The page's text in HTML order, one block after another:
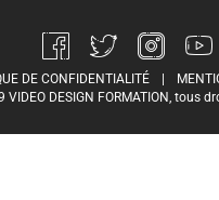
DE CONFIDENTIALITÉ |
VIDEO DESIGN FORMATION, tous